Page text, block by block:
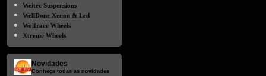
●
Weitec Suspensions
●
WellDone Xenon & Led
●
Wolfrace Wheels
●
Xtreme Wheels
Novidades
Conheça todas as novidades